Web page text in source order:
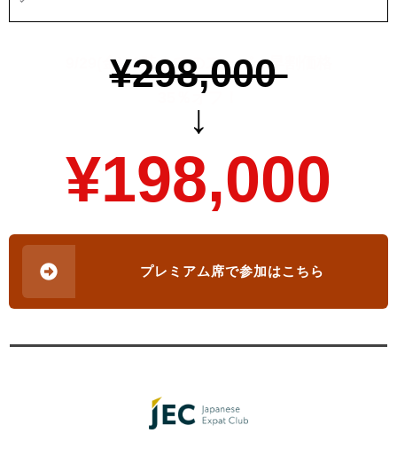
9/29(金)22時までのスーパー早割価格
％オフ！
¥298,000
↓
¥198,000
プレミアム席で参加はこちら